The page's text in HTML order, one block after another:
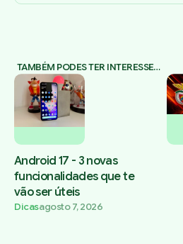
TAMBÉM PODES TER INTERESSE…
Android 17 - 3 novas
funcionalidades que te
vão ser úteis
Dicasagosto 7, 2026